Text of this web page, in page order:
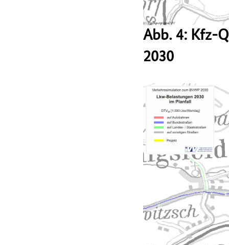
Abb. 4: Kfz-
2030